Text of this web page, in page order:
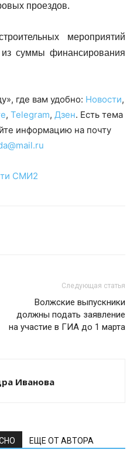
проездов.
мероприятий
из суммы финансирования
где вам удобно: Новости,
, Telegram, Дзен. Есть тема
информацию на почту
СМИ2
Следующая статья
Волжские выпускники
должны подать заявление
на участие в ГИА до 1 марта
Иванова
ЕЩЕ ОТ АВТОРА